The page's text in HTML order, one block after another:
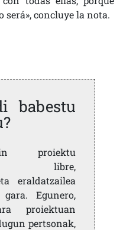
será», concluye la nota.
babestu
proiektu
libre,
eraldatzailea
Egunero,
proiektuan
pertsonak,